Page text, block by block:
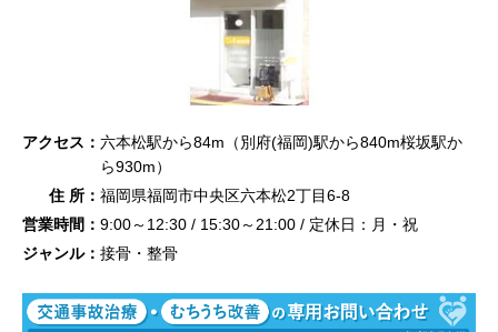
アクセス： 六本松駅から84m（別府(福岡)駅から840m桜坂駅か
ら930m）
住 所： 福岡県福岡市中央区六本松2丁目6-8
営業時間： 9:00～12:30 / 15:30～21:00 / 定休日：月・祝
ジャンル： 接骨・整骨